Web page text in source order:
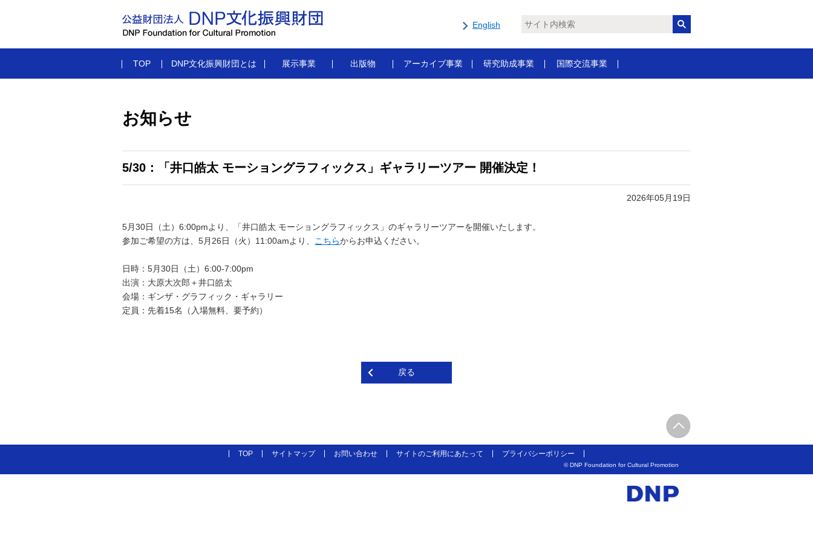
English
TOP DNP文化振興財団とは 展示事業 出版物 アーカイブ事業 研究助成事業 国際交流事業
お知らせ
5/30：「井口皓太 モーショングラフィックス」ギャラリーツアー 開催決定！
2026年05月19日
5月30日（土）6:00pmより、「井口皓太 モーショングラフィックス」のギャラリーツアーを開催いたします。
参加ご希望の方は、5月26日（火）11:00amより、
こちらからお申込ください。
日時：5月30日（土）6:00-7:00pm
出演：大原大次郎＋井口皓太
会場：ギンザ・グラフィック・ギャラリー
定員：先着15名（入場無料、要予約）
戻る
TOP サイトマップ お問い合わせ サイトのご利用にあたって プライバシーポリシー
© DNP Foundation for Cultural Promotion